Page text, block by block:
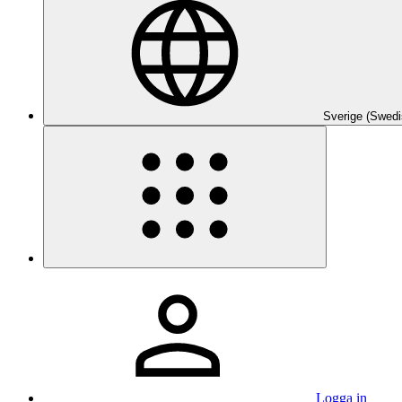
Sverige
Logga in